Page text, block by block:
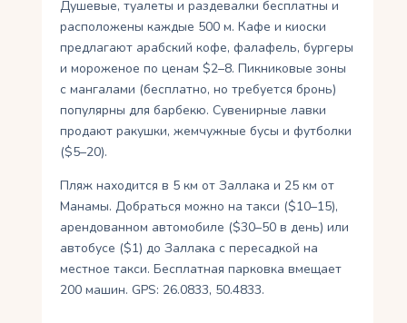
Душевые, туалеты и раздевалки бесплатны и
расположены каждые 500 м. Кафе и киоски
предлагают арабский кофе, фалафель, бургеры
и мороженое по ценам $2–8. Пикниковые зоны
с мангалами (бесплатно, но требуется бронь)
популярны для барбекю. Сувенирные лавки
продают ракушки, жемчужные бусы и футболки
($5–20).
Пляж находится в 5 км от Заллака и 25 км от
Манамы. Добраться можно на такси ($10–15),
арендованном автомобиле ($30–50 в день) или
автобусе ($1) до Заллака с пересадкой на
местное такси. Бесплатная парковка вмещает
200 машин. GPS: 26.0833, 50.4833.